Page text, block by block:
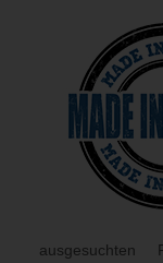
ausgesuchten